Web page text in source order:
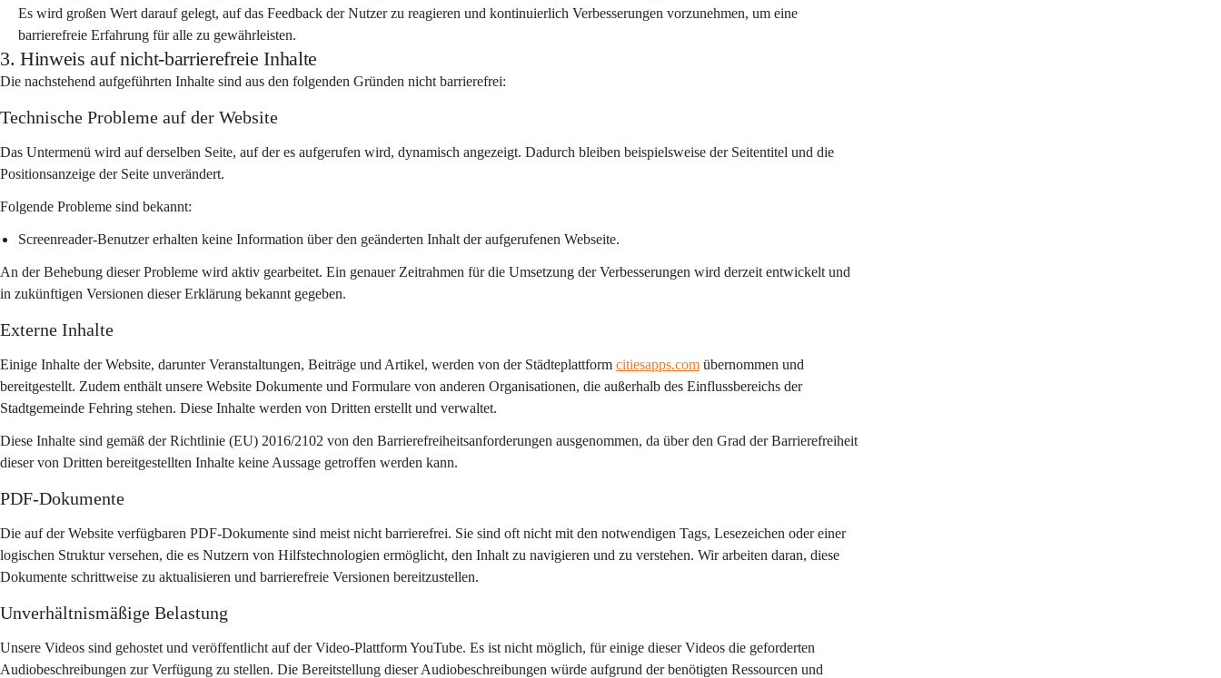
Es wird großen Wert darauf gelegt, auf das Feedback der Nutzer zu reagieren und kontinuierlich Verbesserungen vorzunehmen, um eine
barrierefreie Erfahrung für alle zu gewährleisten.
3. Hinweis auf nicht-barrierefreie Inhalte
Die nachstehend aufgeführten Inhalte sind aus den folgenden Gründen nicht barrierefrei:
Technische Probleme auf der Website
Das Untermenü wird auf derselben Seite, auf der es aufgerufen wird, dynamisch angezeigt. Dadurch bleiben beispielsweise der Seitentitel und die
Positionsanzeige der Seite unverändert.
Folgende Probleme sind bekannt:
Screenreader-Benutzer erhalten keine Information über den geänderten Inhalt der aufgerufenen Webseite.
An der Behebung dieser Probleme wird aktiv gearbeitet. Ein genauer Zeitrahmen für die Umsetzung der Verbesserungen wird derzeit entwickelt und
in zukünftigen Versionen dieser Erklärung bekannt gegeben.
Externe Inhalte
Einige Inhalte der Website, darunter Veranstaltungen, Beiträge und Artikel, werden von der Städteplattform citiesapps.com übernommen und
bereitgestellt. Zudem enthält unsere Website Dokumente und Formulare von anderen Organisationen, die außerhalb des Einflussbereichs der
Stadtgemeinde Fehring stehen. Diese Inhalte werden von Dritten erstellt und verwaltet.
Diese Inhalte sind gemäß der Richtlinie (EU) 2016/2102 von den Barrierefreiheitsanforderungen ausgenommen, da über den Grad der Barrierefreiheit
dieser von Dritten bereitgestellten Inhalte keine Aussage getroffen werden kann.
PDF-Dokumente
Die auf der Website verfügbaren PDF-Dokumente sind meist nicht barrierefrei. Sie sind oft nicht mit den notwendigen Tags, Lesezeichen oder einer
logischen Struktur versehen, die es Nutzern von Hilfstechnologien ermöglicht, den Inhalt zu navigieren und zu verstehen. Wir arbeiten daran, diese
Dokumente schrittweise zu aktualisieren und barrierefreie Versionen bereitzustellen.
Unverhältnismäßige Belastung
Unsere Videos sind gehostet und veröffentlicht auf der Video-Plattform YouTube. Es ist nicht möglich, für einige dieser Videos die geforderten
Audiobeschreibungen zur Verfügung zu stellen. Die Bereitstellung dieser Audiobeschreibungen würde aufgrund der benötigten Ressourcen und